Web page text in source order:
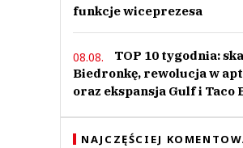
funkcje wiceprezesa
08.08.
TOP 10 tygodnia:
Biedronkę, rewolucja w
oraz ekspansja Gulf i Taco
NAJCZĘŚCIEJ